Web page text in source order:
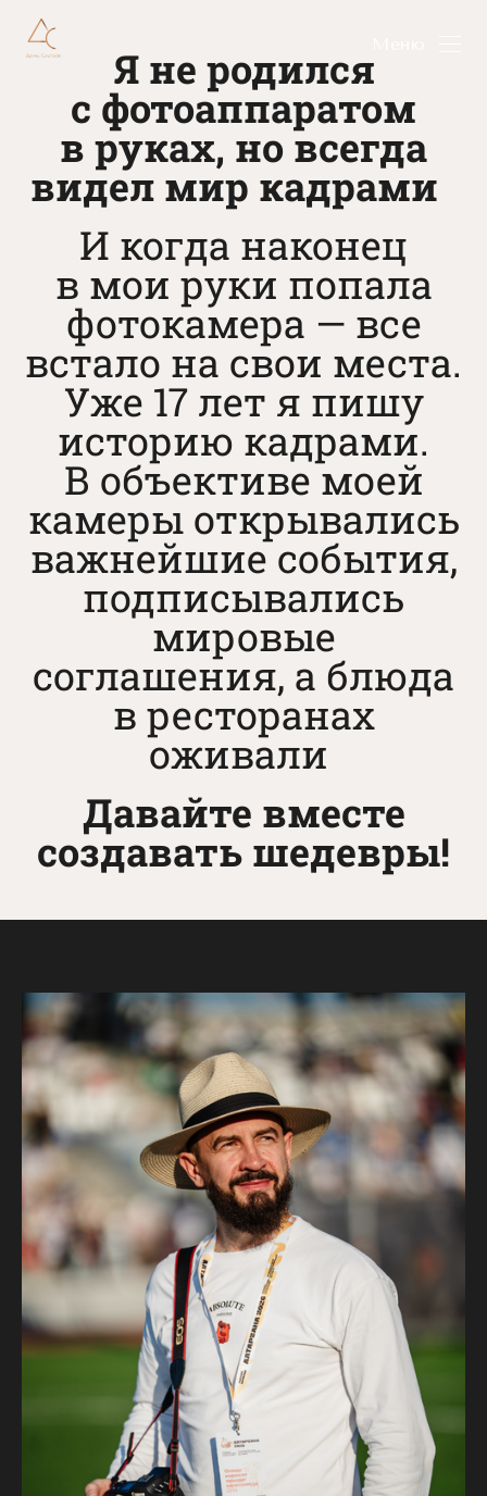
2 13
Я не родился
с фотоаппаратом
в руках, но всегда
видел мир кадрами
И когда наконец
в мои руки попала
фотокамера — все
встало на свои места.
Уже 17 лет я пишу
историю кадрами.
В объективе моей
камеры открывались
важнейшие события,
подписывались
мировые
соглашения, а блюда
в ресторанах
оживали
Давайте вместе
создавать шедевры!